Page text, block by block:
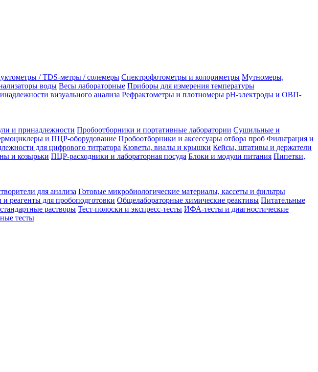
/ TDS-метры / солемеры Спектрофотометры и колориметры Мутномеры,
воды Весы лабораторные Приборы для измерения температуры
визуального анализа Рефрактометры и плотномеры pH-электроды и ОВП-
и принадлежности Пробоотборники и портативные лаборатории Сушильные и
и ПЦР-оборудование Пробоотборники и аксессуары отбора проб Фильтрация и
для цифрового титратора Кюветы, виалы и крышки Кейсы, штативы и держатели
и козырьки ПЦР-расходники и лабораторная посуда Блоки и модули питания Пипетки,
для анализа Готовые микробиологические материалы, кассеты и фильтры
реагенты для пробоподготовки Общелабораторные химические реактивы Питательные
растворы Тест-полоски и экспресс-тесты ИФА-тесты и диагностические
тесты